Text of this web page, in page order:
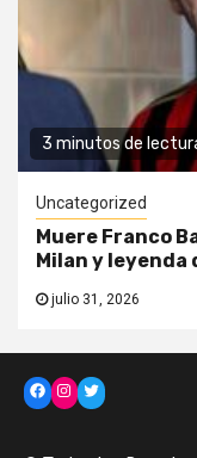
3 minutos de
Uncategorized
Muere Franco
Milan y
julio 31, 2026
Facebook
Instagram
Twitter